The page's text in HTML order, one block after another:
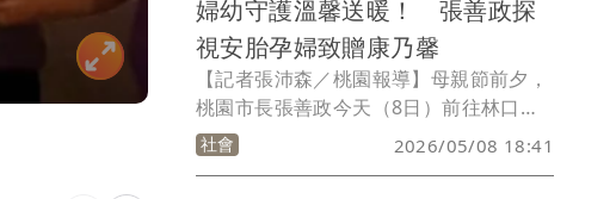
婦幼守護溫馨送暖！ 張善政探
視安胎孕婦致贈康乃馨
【記者張沛森／桃園報導】母親節前夕，
桃園市長張善政今天（8日）前往林口長
庚紀念醫院，出席「婦幼守護溫馨送暖－
桃園市孕產婦關懷照護行動」，探視安胎
社會 2026/05/08 18:41